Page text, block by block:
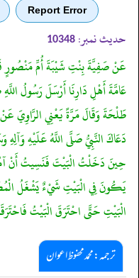
Report Error
حدیث نمبر: 10348
عَنْ صَفِيَّةَ بِنْتِ شَيْبَةَ أُمِّ مَنْصُورٍ
عَامَّةَ أَهْلِ دَارِنَا أَرْسَلَ رَسُولُ
طَلْحَةَ وَقَالَ مَرَّةً يَعْنِي الرَّاوِيَ
دَعَاكَ النَّبِيُّ صَلَّى اللَّهُ عَلَيْهِ
حِينَ دَخَلْتُ الْبَيْتَ فَنَسِيتُ أَنْ
يَكُونَ فِي الْبَيْتِ شَيْءٌ يَشْغَلُ
الْبَيْتِ حَتَّى احْتَرَقَ الْبَيْتُ
ترجمہ:محمد محفوظ اعوان